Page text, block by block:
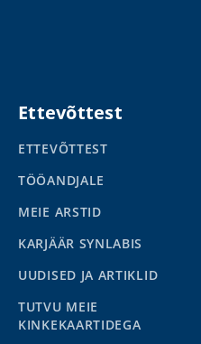
Ettevõttest
ETTEVÕTTEST
TÖÖANDJALE
MEIE ARSTID
KARJÄÄR SYNLABIS
UUDISED JA ARTIKLID
TUTVU MEIE
KINKEKAARTIDEGA